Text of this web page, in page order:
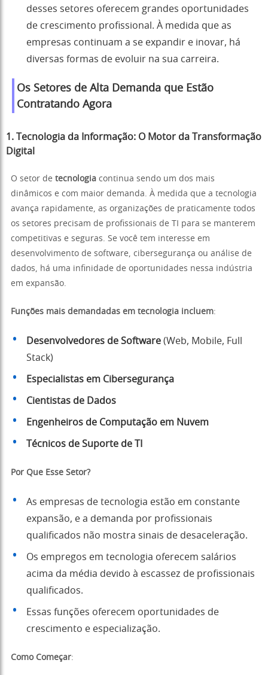
desses setores oferecem grandes oportunidades
de crescimento profissional. À medida que as
empresas continuam a se expandir e inovar, há
diversas formas de evoluir na sua carreira.
Os Setores de Alta Demanda que Estão
Contratando Agora
1. Tecnologia da Informação: O Motor da Transformação
Digital
O setor de tecnologia continua sendo um dos mais
dinâmicos e com maior demanda. À medida que a tecnologia
avança rapidamente, as organizações de praticamente todos
os setores precisam de profissionais de TI para se manterem
competitivas e seguras. Se você tem interesse em
desenvolvimento de software, cibersegurança ou análise de
dados, há uma infinidade de oportunidades nessa indústria
em expansão.
Funções mais demandadas em tecnologia incluem:
Desenvolvedores de Software (Web, Mobile, Full
Stack)
Especialistas em Cibersegurança
Cientistas de Dados
Engenheiros de Computação em Nuvem
Técnicos de Suporte de TI
Por Que Esse Setor?
As empresas de tecnologia estão em constante
expansão, e a demanda por profissionais
qualificados não mostra sinais de desaceleração.
Os empregos em tecnologia oferecem salários
acima da média devido à escassez de profissionais
qualificados.
Essas funções oferecem oportunidades de
crescimento e especialização.
Como Começar: